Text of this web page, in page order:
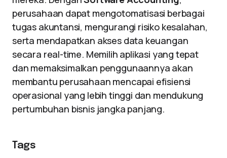
perusahaan dapat mengotomatisasi berbagai
tugas akuntansi, mengurangi risiko kesalahan,
serta mendapatkan akses data keuangan
secara real-time. Memilih aplikasi yang tepat
dan memaksimalkan penggunaannya akan
membantu perusahaan mencapai efisiensi
operasional yang lebih tinggi dan mendukung
pertumbuhan bisnis jangka panjang.
Tags